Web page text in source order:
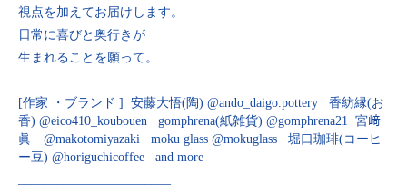
視点を加えてお届けします。
日常に喜びと奥行きが
生まれることを願って。
[作家 ・ブランド ] 安藤大悟(陶) @ando_daigo.pottery 香紡縁(お
香) @eico410_koubouen gomphrena(紙雑貨) @gomphrena21 宮﨑
眞 @makotomiyazaki moku glass @mokuglass 堀口珈琲(コーヒ
ー豆) @horiguchicoffee and more